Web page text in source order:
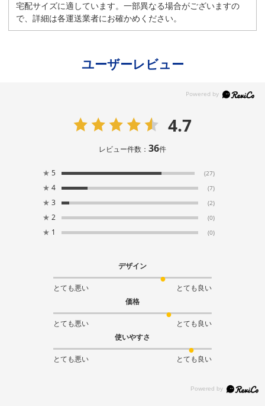
宅配サイズに適しています。一部異なる場合がございますの
で、詳細は各運送業者にお確かめください。
ユーザーレビュー
4.7
レビュー件数： 36件
★ 5 (27)
★ 4 (7)
★ 3 (2)
★ 2 (0)
★ 1 (0)
デザイン
とても悪い
とても良い
価格
とても悪い
とても良い
使いやすさ
とても悪い とても良い